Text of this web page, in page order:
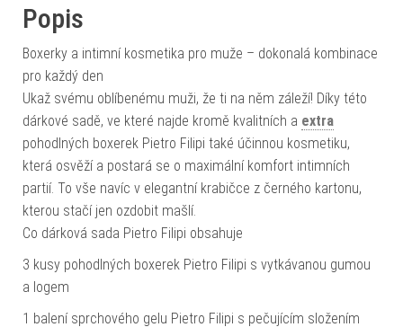
Popis
Boxerky a intimní kosmetika pro muže – dokonalá kombinace
pro každý den
Ukaž svému oblíbenému muži, že ti na něm záleží! Díky této
dárkové sadě, ve které najde kromě kvalitních a extra
pohodlných boxerek Pietro Filipi také účinnou kosmetiku,
která osvěží a postará se o maximální komfort intimních
partií. To vše navíc v elegantní krabičce z černého kartonu,
kterou stačí jen ozdobit mašlí.
Co dárková sada Pietro Filipi obsahuje
3 kusy pohodlných boxerek Pietro Filipi s vytkávanou gumou
a logem
1 balení sprchového gelu Pietro Filipi s pečujícím složením